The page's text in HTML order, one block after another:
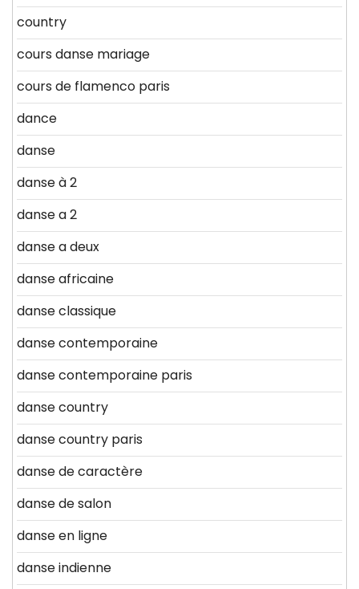
country
cours danse mariage
cours de flamenco paris
dance
danse
danse à 2
danse a 2
danse a deux
danse africaine
danse classique
danse contemporaine
danse contemporaine paris
danse country
danse country paris
danse de caractère
danse de salon
danse en ligne
danse indienne